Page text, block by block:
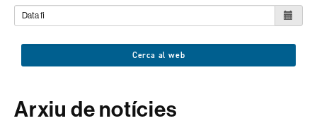
Cerca al web
Arxiu de notícies